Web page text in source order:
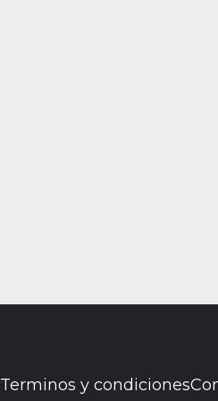
Terminos y condiciones